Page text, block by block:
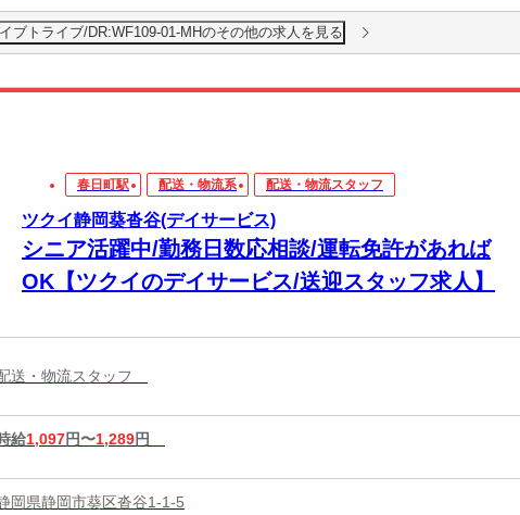
ブトライブ/DR:WF109-01-MHのその他の求人を見る
春日町駅 配送・物流系 配送・物流スタッフ
ツクイ静岡葵沓谷(デイサービス)
シニア活躍中/勤務日数応相談/運転免許があれば
OK【ツクイのデイサービス/送迎スタッフ求人】
送・物流スタッフ
給1,097円〜1,289円
岡県静岡市葵区沓谷1-1-5